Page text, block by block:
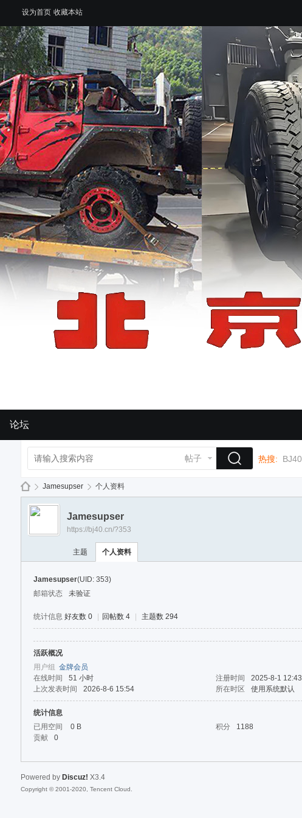
设为首页 收藏本站
论坛
帖子 热搜: BJ40
›
Jamesupser 个人资料
Jamesupser
https://bj40.cn/?353
主题 个人资料
Jamesupser(UID: 353)
邮箱状态
未验证
统计信息 好友数 0 回帖数 4 主题数 294
活跃概况
用户组 金牌会员
在线时间
51 小时 注册时间 2025-8-1 12:43
上次发表时间
2026-8-6 15:54 所在时区 使用系统默认
统计信息
已用空间
0 B 积分 1188
贡献
0
Powered by Discuz! X3.4
Copyright © 2001-2020, Tencent Cloud.